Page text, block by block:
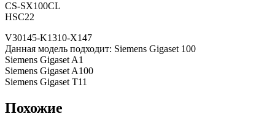
CS-SX100CL
HSC22
V30145-K1310-X147
Данная модель подходит: Siemens Gigaset 100
Siemens Gigaset A1
Siemens Gigaset A100
Siemens Gigaset T11
Похожие